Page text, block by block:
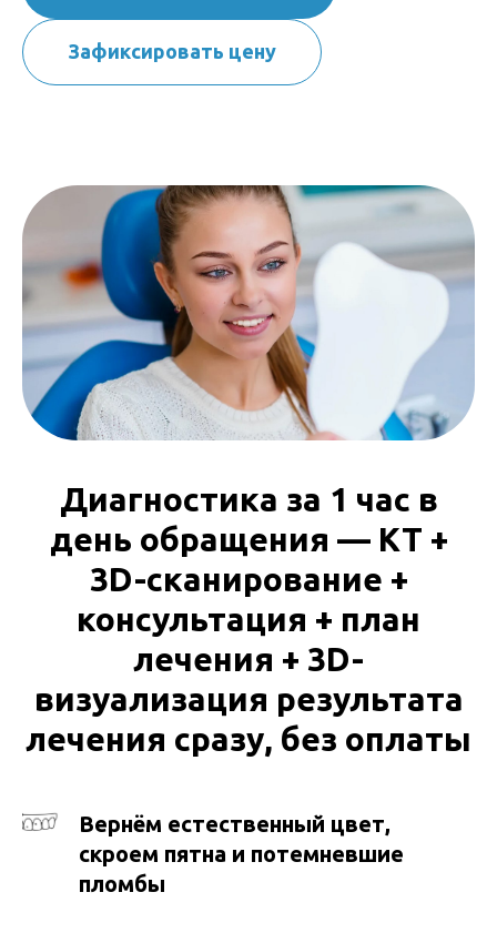
Зафиксировать цену
Диагностика за 1 час в
день обращения — КТ +
3D-сканирование +
консультация + план
лечения + 3D-
визуализация результата
лечения сразу, без оплаты
Вернём естественный цвет,
скроем пятна и потемневшие
пломбы